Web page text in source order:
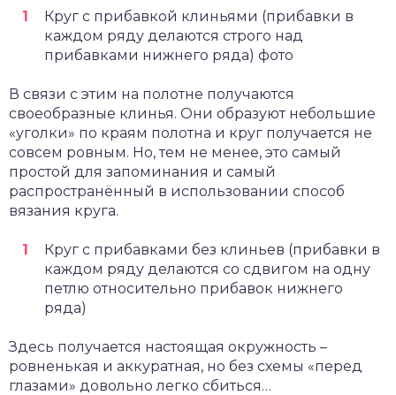
Круг с прибавкой клиньями (прибавки в
каждом ряду делаются строго над
прибавками нижнего ряда) фото
В связи с этим на полотне получаются
своеобразные клинья. Они образуют небольшие
«уголки» по краям полотна и круг получается не
совсем ровным. Но, тем не менее, это самый
простой для запоминания и самый
распространённый в использовании способ
вязания круга.
Круг с прибавками без клиньев (прибавки в
каждом ряду делаются со сдвигом на одну
петлю относительно прибавок нижнего
ряда)
Здесь получается настоящая окружность –
ровненькая и аккуратная, но без схемы «перед
глазами» довольно легко сбиться…